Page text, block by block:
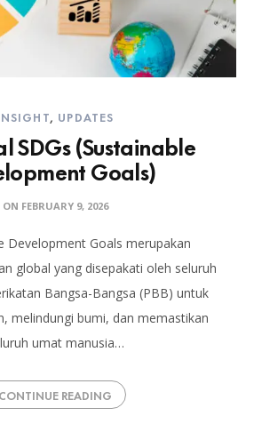
, UPDATES
SDGs (Sustainable
Goals)
ON FEBRUARY 9, 2026
Development Goals merupakan
global yang disepakati oleh seluruh
Bangsa-Bangsa (PBB) untuk
melindungi bumi, dan memastikan
umat manusia…
CONTINUE READING